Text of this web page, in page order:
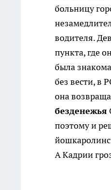
больницу
водителя.
пункта, где
была
без вести, в
она
безденежья
поэтому и
А Кадрии